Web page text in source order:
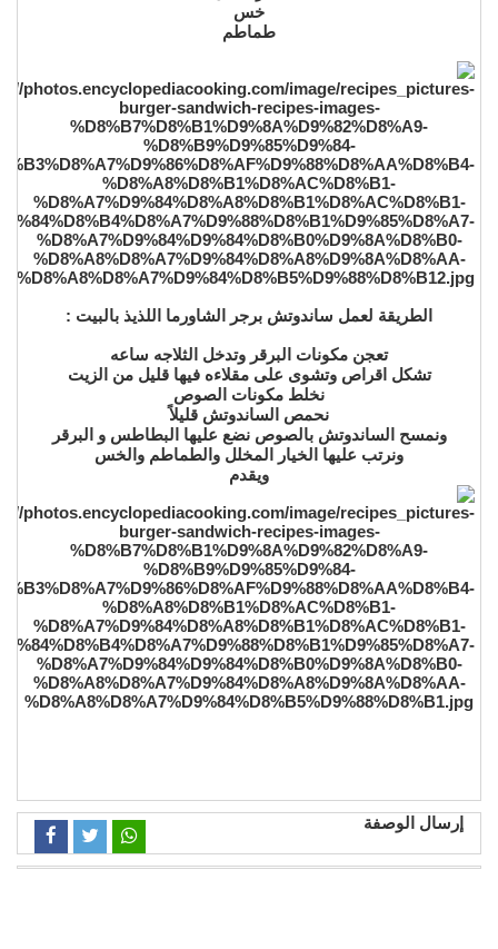
خس
طماطم
الطريقة لعمل ساندوتش برجر الشاورما اللذيذ بالبيت :
تعجن مكونات البرقر وتدخل الثلاجه ساعه
تشكل اقراص وتشوى على مقلاءه فيها قليل من الزيت
نخلط مكونات الصوص
نحمص الساندوتش قليلاً
ونمسح الساندوتش بالصوص نضع عليها البطاطس و البرقر
ونرتب عليها الخيار المخلل والطماطم والخس
ويقدم
إرسال الوصفة